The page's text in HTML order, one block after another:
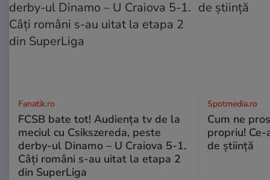
Fanatik.ro
FCSB bate tot! Audiența tv de la
meciul cu Csikszereda, peste
derby-ul Dinamo – U Craiova 5-1.
Câți români s-au uitat la etapa 2
din SuperLiga
Spotmedia.ro
Cum ne
propriu!
de știință